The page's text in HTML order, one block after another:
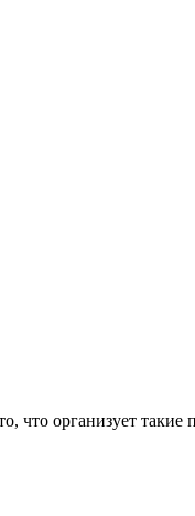
организует такие